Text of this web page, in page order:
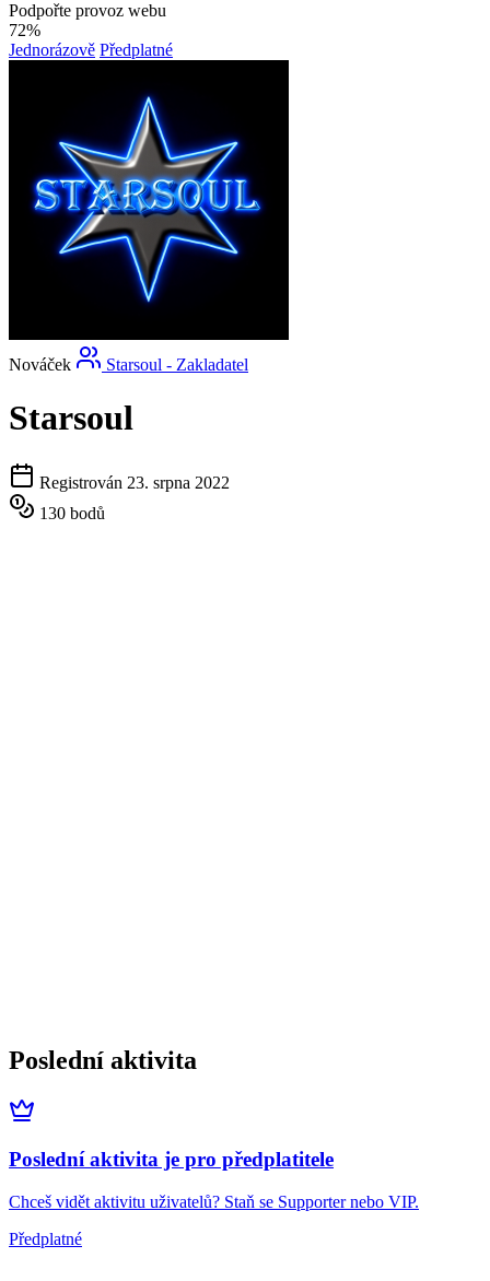
Podpořte provoz webu
72%
Jednorázově Předplatné
Nováček Starsoul - Zakladatel
Starsoul
Registrován 23. srpna 2022
130 bodů
Poslední aktivita
Poslední aktivita je pro předplatitele
Chceš vidět aktivitu uživatelů? Staň se Supporter nebo VIP.
Předplatné